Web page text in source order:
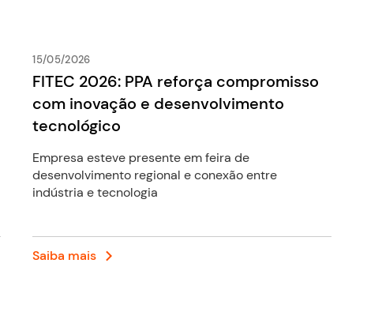
15/05/2026
FITEC 2026: PPA reforça compromisso
com inovação e desenvolvimento
tecnológico
Empresa esteve presente em feira de
desenvolvimento regional e conexão entre
indústria e tecnologia
Saiba mais